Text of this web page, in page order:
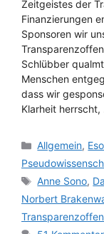
Zeitgeistes der
Finanzierungen
Sponsoren wir
Schlübber
Menschen
dass wir
Klarheit
Kategorien
Allgemein,
Schlagwörter
Anne Sono,
Norbert